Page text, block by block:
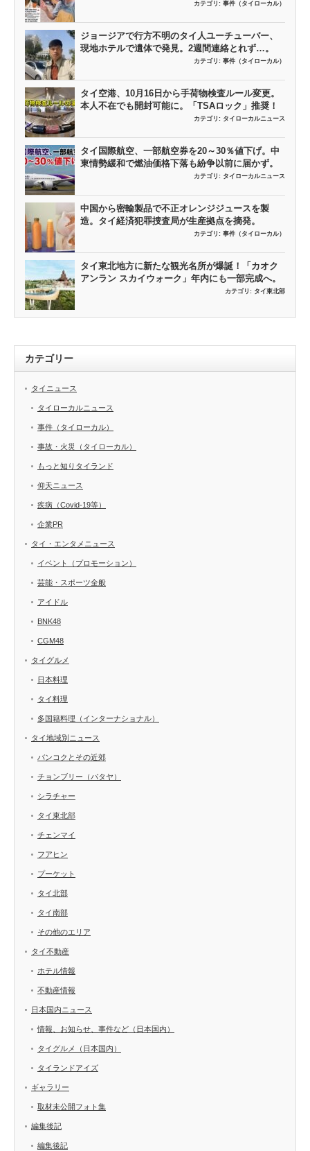
カテゴリ: 事件（タイローカル）
ジョージアで行方不明のタイ人ユーチューバー、
現地ホテルで遺体で発見。2週間連絡とれず…。
カテゴリ: 事件（タイローカル）
タイ空港、10月16日から手荷物検査ルール変更。
本人不在でも開封可能に。「TSAロック」推奨！
カテゴリ: タイローカルニュース
タイ国際航空、一部航空券を20～30％値下げ。中
東情勢緩和で燃油価格下落も紛争以前に届かず。
カテゴリ: タイローカルニュース
中国から密輸製品で不正オレンジジュースを製
造。タイ経済犯罪捜査局が生産拠点を摘発。
カテゴリ: 事件（タイローカル）
タイ東北地方に新たな観光名所が爆誕！「カオク
アンラン スカイウォーク」年内にも一部完成へ。
カテゴリ: タイ東北部
カテゴリー
タイニュース
タイローカルニュース
事件（タイローカル）
事故・火災（タイローカル）
もっと知りタイランド
仰天ニュース
疾病（Covid-19等）
企業PR
タイ・エンタメニュース
イベント（プロモーション）
芸能・スポーツ全般
アイドル
BNK48
CGM48
タイグルメ
日本料理
タイ料理
多国籍料理（インターナショナル）
タイ地域別ニュース
バンコクとその近郊
チョンブリー（パタヤ）
シラチャー
タイ東北部
チェンマイ
フアヒン
プーケット
タイ北部
タイ南部
その他のエリア
タイ不動産
ホテル情報
不動産情報
日本国内ニュース
情報、お知らせ、事件など（日本国内）
タイグルメ（日本国内）
タイランドアイズ
ギャラリー
取材未公開フォト集
編集後記
編集後記